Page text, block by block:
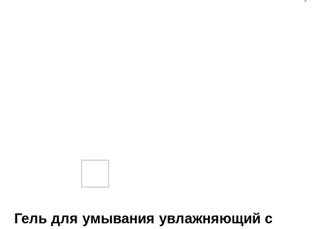
Гель для умывания увлажняющий с